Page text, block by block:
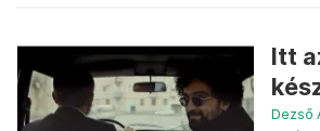
Itt
Dezső